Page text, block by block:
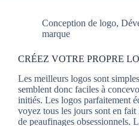
Conception de logo,
marque
CRÉEZ VOTRE PROPRE
Les meilleurs logos sont
semblent donc faciles à
initiés. Les logos parfaitement
voyez tous les jours sont en fait
de peaufinages obsessionnels.